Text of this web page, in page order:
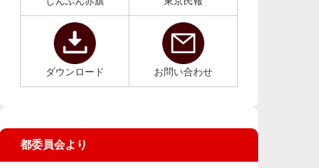
ダウンロード お問い合わせ
都委員会より